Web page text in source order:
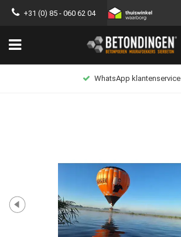
+31 (0) 85 - 060 62 04
WhatsApp klantenservice